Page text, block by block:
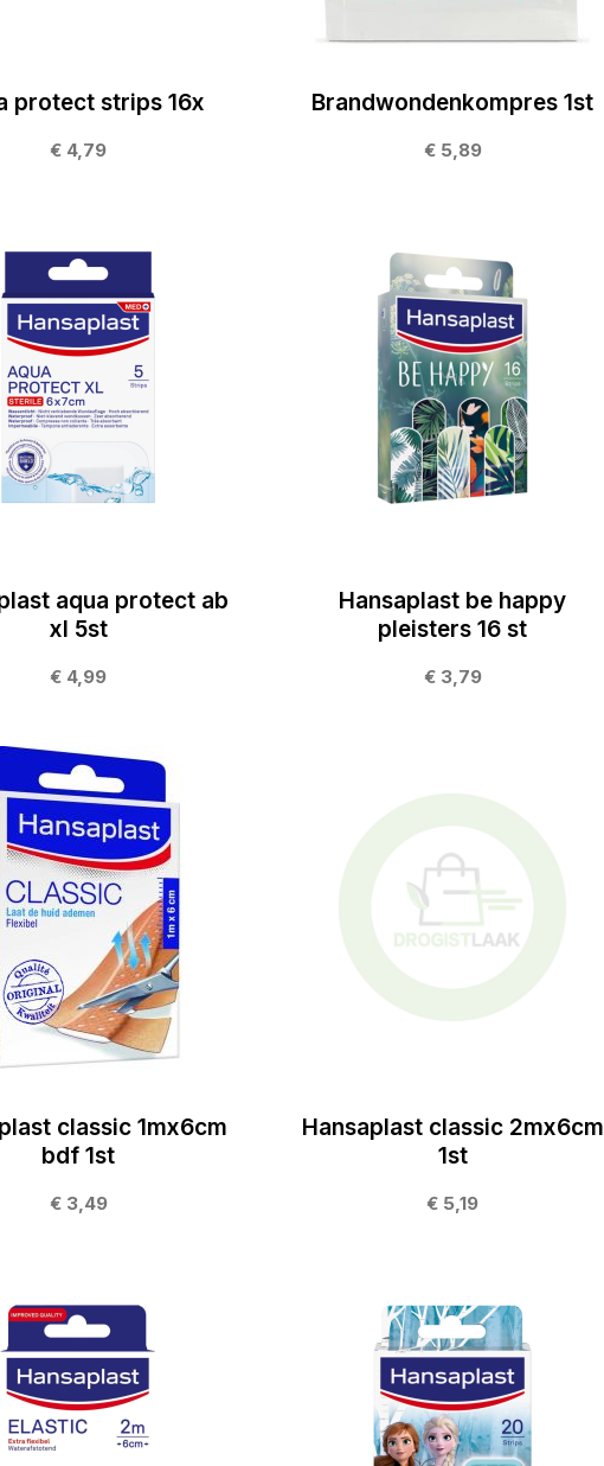
protect strips 16x
€ 4,79
Brandwondenkompres 1st
€ 5,89
aqua protect ab
xl 5st
€ 4,99
Hansaplast be happy
pleisters 16 st
€ 3,79
classic 1mx6cm
bdf 1st
€ 3,49
Hansaplast classic 2mx6cm
1st
€ 5,19